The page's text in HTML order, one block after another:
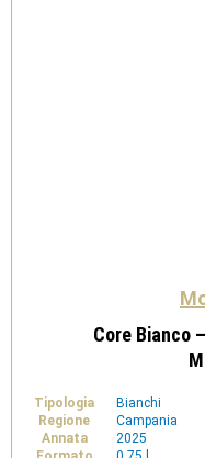
Core Bianco
Tipologia
Bianchi
Regione
Campania
Annata
2025